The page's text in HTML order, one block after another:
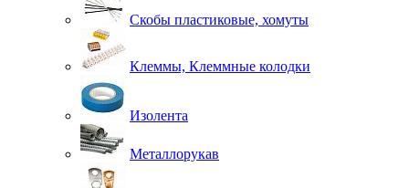
Скобы пластиковые, хомуты
Клеммы, Клеммные колодки
Изолента
Металлорукав